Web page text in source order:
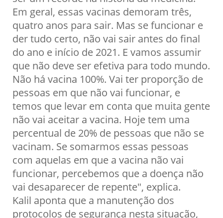
Em geral, essas vacinas demoram três,
quatro anos para sair. Mas se funcionar e
der tudo certo, não vai sair antes do final
do ano e início de 2021. E vamos assumir
que não deve ser efetiva para todo mundo.
Não há vacina 100%. Vai ter proporção de
pessoas em que não vai funcionar, e
temos que levar em conta que muita gente
não vai aceitar a vacina. Hoje tem uma
percentual de 20% de pessoas que não se
vacinam. Se somarmos essas pessoas
com aquelas em que a vacina não vai
funcionar, percebemos que a doença não
vai desaparecer de repente", explica.
Kalil aponta que a manutenção dos
protocolos de segurança nesta situação,